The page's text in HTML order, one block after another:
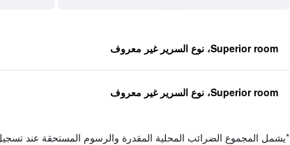
Superior room، نوع السرير غير معروف
Superior room، نوع السرير غير معروف
*يشمل المجموع الضرائب المحلية المقدرة والرسوم المستحقة عند